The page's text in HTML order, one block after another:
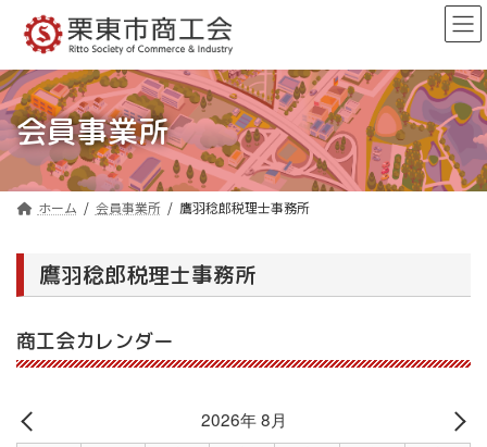
ン
ツ
へ
ス
キ
ッ
ー
シ
ョ
ン
に
移
会員事業所
ホーム 会員事業所 鷹羽稔郎税理士事務所
鷹羽稔郎税理士事務所
商工会カレンダー
2026年 8月